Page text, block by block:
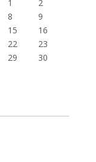
1
2
8
9
15
16
22
23
29
30